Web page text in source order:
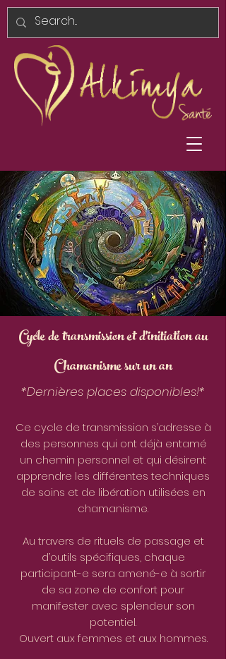
Cycle de transmission et d'initiation au
Chamanisme sur un an
*Dernières places disponibles!*
Ce cycle de transmission s’adresse à
des personnes qui ont déjà entamé
un chemin personnel et qui désirent
apprendre les différentes techniques
de soins et de libération utilisées en
chamanisme.
Au travers de rituels de passage et
d’outils spécifiques, chaque
participant-e sera amené-e à sortir
de sa zone de confort pour
manifester avec splendeur son
potentiel.
Ouvert aux femmes et aux hommes.